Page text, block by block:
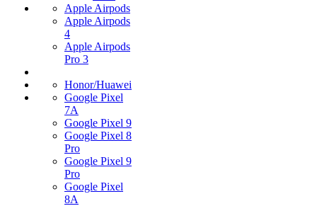
Apple Airpods
Apple Airpods
4
Apple Airpods
Pro 3
Honor/Huawei
Google Pixel
7А
Google Pixel 9
Google Pixel 8
Pro
Google Pixel 9
Pro
Google Pixel
8A